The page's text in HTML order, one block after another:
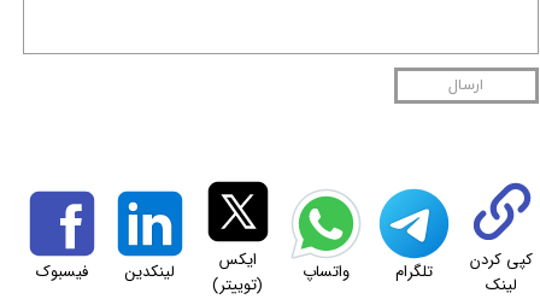
ارسال
کپی کردن
لینک
تلگرام واتساپ
ایکس
(توییتر)
لینکدین فیسبوک